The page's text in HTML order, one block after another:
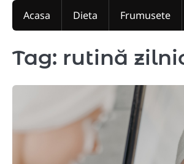
Skip
Acasa Dieta Frumusete
Tag: rutină